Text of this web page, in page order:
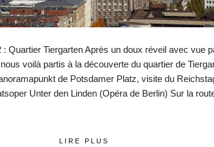
Quartier Tiergarten Après un doux réveil avec vue
voilà partis à la découverte du quartier de
de Potsdamer Platz, visite du
Unter den Linden (Opéra de Berlin) Sur la
LIRE PLUS